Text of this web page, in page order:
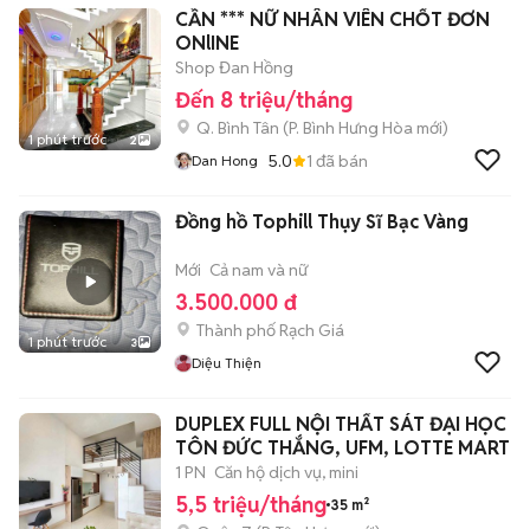
1 phút trước 2
CẦN *** NỮ NHÂN VIÊN CHỐT ĐƠN
ONlINE
Shop Đan Hồng
Đến 8 triệu/tháng
Q. Bình Tân (P. Bình Hưng Hòa mới)
Dan Hong 5.0 1 đã bán
1 phút trước 3
Đồng hồ Tophill Thụy Sĩ Bạc Vàng
Mới Cả nam và nữ
3.500.000 đ
Thành phố Rạch Giá
Diệu Thiện
DUPLEX FULL NỘI THẤT SÁT ĐẠI HỌC
TÔN ĐỨC THẮNG, UFM, LOTTE MART
1 PN Căn hộ dịch vụ, mini
5,5 triệu/tháng 35 m²